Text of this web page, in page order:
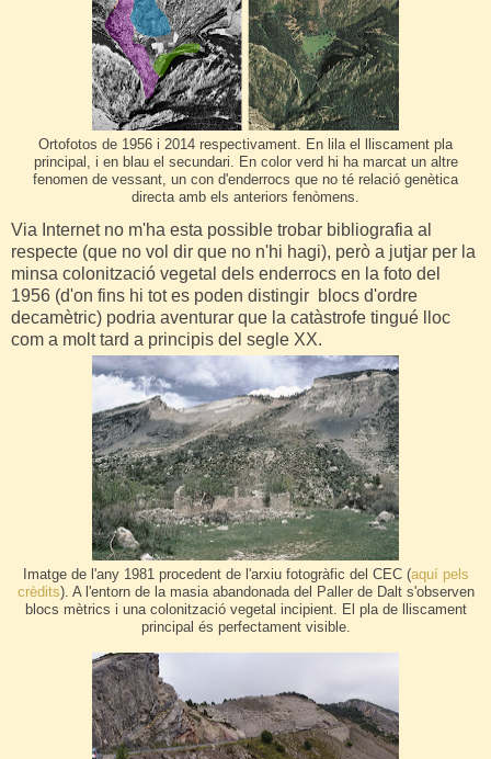
Ortofotos de 1956 i 2014 respectivament. En lila el lliscament pla
principal, i en blau el secundari. En color verd hi ha marcat un altre
fenomen de vessant, un con d'enderrocs que no té relació genètica
directa amb els anteriors fenòmens.
Via Internet no m'ha esta possible trobar bibliografia al
respecte (que no vol dir que no n'hi hagi), però a jutjar per la
minsa colonització vegetal dels enderrocs en la foto del
1956 (d'on fins hi tot es poden distingir blocs d'ordre
decamètric) podria aventurar que la catàstrofe tingué lloc
com a molt tard a principis del segle XX.
Imatge de l'any 1981 procedent de l'arxiu fotogràfic del CEC (aquí pels
crèdits). A l'entorn de la masia abandonada del Paller de Dalt s'observen
blocs mètrics i una colonització vegetal incipient. El pla de lliscament
principal és perfectament visible.